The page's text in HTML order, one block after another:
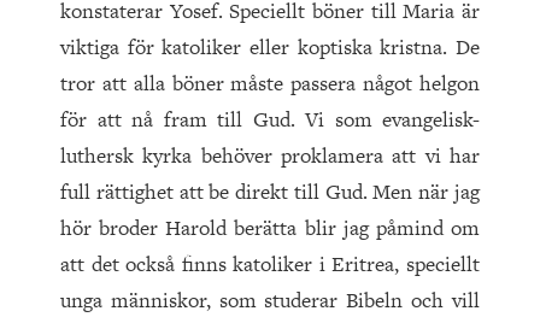
konstaterar Yosef. Speciellt böner till Maria är
viktiga för katoliker eller koptiska kristna. De
tror att alla böner måste passera något helgon
för att nå fram till Gud. Vi som evangelisk-
luthersk kyrka behöver proklamera att vi har
full rättighet att be direkt till Gud. Men när jag
hör broder Harold berätta blir jag påmind om
att det också finns katoliker i Eritrea, speciellt
unga människor, som studerar Bibeln och vill